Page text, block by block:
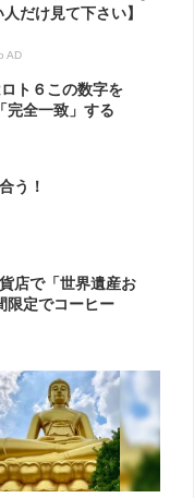
人だけ見て下さい】
AD
ト６この数字を
完全一致」する
う！
店で「世界遺産お
定でコーヒー